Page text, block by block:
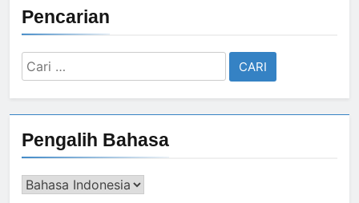
Pencarian
Cari
untuk:
Pengalih Bahasa
Pengalih